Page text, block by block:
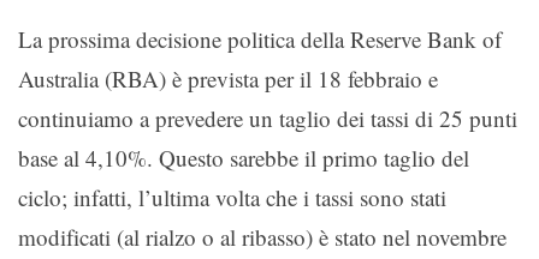
La prossima decisione politica della Reserve Bank of
Australia (RBA) è prevista per il 18 febbraio e
continuiamo a prevedere un taglio dei tassi di 25 punti
base al 4,10%. Questo sarebbe il primo taglio del
ciclo; infatti, l’ultima volta che i tassi sono stati
modificati (al rialzo o al ribasso) è stato nel novembre